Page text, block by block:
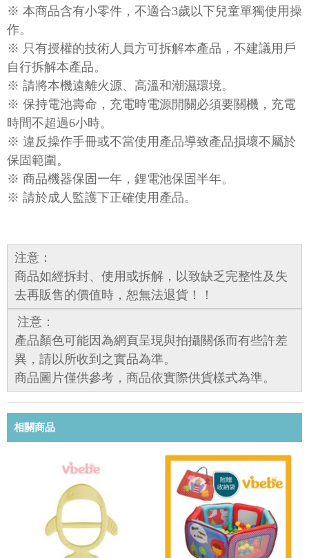
※ 本商品含有小零件，不適合3歲以下兒童單獨使用操
作。
※ 只有授權的技術人員方可拆解本產品，不建議用戶
自行拆解本產品。
※ 請將本機遠離火源、高溫和潮濕環境。
※ 保持電池壽命，充電時電源開關必須要關機，充電
時間不超過6小時。
※ 違反操作手冊或不當使用產品導致產品損壞不屬於
保固範圍。
※ 商品機器保固一年，鋰電池保固半年。
※ 請於成人監護下正確使用產品。
注意：
商品如經拆封、使用或拆解，以致缺乏完整性及失
去再販售的價值時，恕無法退貨！！
注意：
產品顏色可能因為網頁呈現與拍攝關係而有些許差
異，請以所收到之實品為準。
商品圖片僅供參考，商品依實際供貨樣式為準。
相關商品